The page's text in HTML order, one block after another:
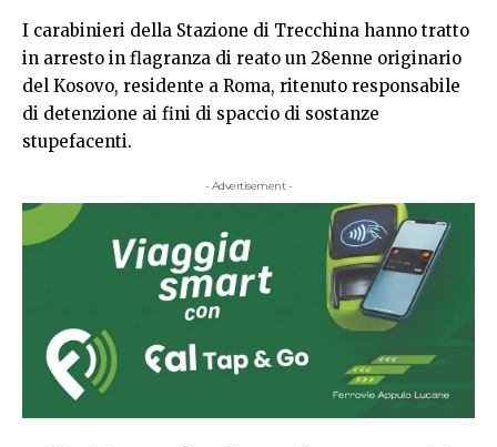
I carabinieri della Stazione di Trecchina hanno tratto
in arresto in flagranza di reato un 28enne originario
del Kosovo, residente a Roma, ritenuto responsabile
di detenzione ai fini di spaccio di sostanze
stupefacenti.
- Advertisement -